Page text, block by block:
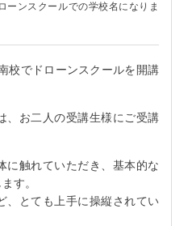
ーンスクールでの学校名になりま
校でドローンスクールを開講
、お二人の受講生様にご受講
に触れていただき、基本的な
す。
、とても上手に操縦されてい